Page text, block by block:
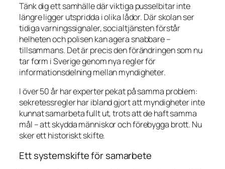
Tänk dig ett samhälle där viktiga pusselbitar inte
längre ligger utspridda i olika lådor. Där skolan ser
tidiga varningssignaler, socialtjänsten förstår
helheten och polisen kan agera snabbare –
tillsammans. Det är precis den förändringen som nu
tar form i Sverige genom nya regler för
informationsdelning mellan myndigheter.
I över 50 år har experter pekat på samma problem:
sekretessregler har ibland gjort att myndigheter inte
kunnat samarbeta fullt ut, trots att de haft samma
mål – att skydda människor och förebygga brott. Nu
sker ett historiskt skifte.
Ett systemskifte för samarbete